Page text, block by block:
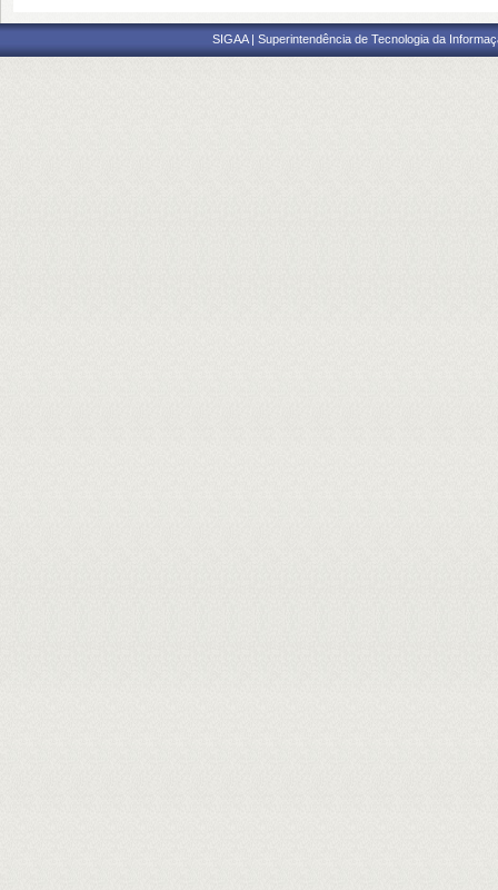
SIGAA | Superintendência de Tecnologia da